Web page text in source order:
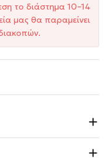
το διάστημα 10–14
μας θα παραμείνει